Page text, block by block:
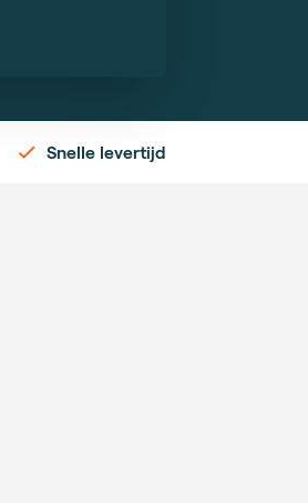
Snelle levertijd